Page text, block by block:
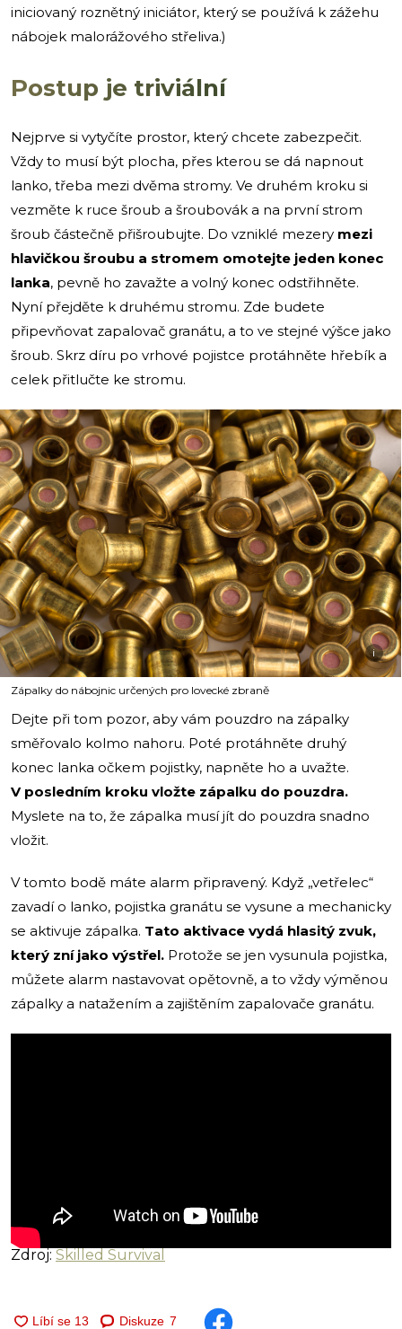
iniciovaný roznětný iniciátor, který se používá k zážehu
nábojek malorážového střeliva.)
Postup je triviální
Nejprve si vytyčíte prostor, který chcete zabezpečit.
Vždy to musí být plocha, přes kterou se dá napnout
lanko, třeba mezi dvěma stromy. Ve druhém kroku si
vezměte k ruce šroub a šroubovák a na první strom
šroub částečně přišroubujte. Do vzniklé mezery mezi
hlavičkou šroubu a stromem omotejte jeden konec
lanka, pevně ho zavažte a volný konec odstřihněte.
Nyní přejděte k druhému stromu. Zde budete
připevňovat zapalovač granátu, a to ve stejné výšce jako
šroub. Skrz díru po vrhové pojistce protáhněte hřebík a
celek přitlučte ke stromu.
i
Zápalky do nábojnic určených pro lovecké zbraně
Dejte při tom pozor, aby vám pouzdro na zápalky
směřovalo kolmo nahoru. Poté protáhněte druhý
konec lanka očkem pojistky, napněte ho a uvažte.
V posledním kroku vložte zápalku do pouzdra.
Myslete na to, že zápalka musí jít do pouzdra snadno
vložit.
V tomto bodě máte alarm připravený. Když „vetřelec“
zavadí o lanko, pojistka granátu se vysune a mechanicky
se aktivuje zápalka. Tato aktivace vydá hlasitý zvuk,
který zní jako výstřel. Protože se jen vysunula pojistka,
můžete alarm nastavovat opětovně, a to vždy výměnou
zápalky a natažením a zajištěním zapalovače granátu.
Zdroj: Skilled Survival
Diskuze 7